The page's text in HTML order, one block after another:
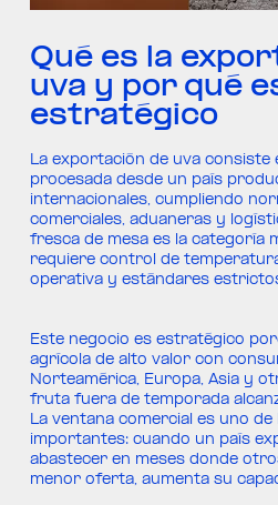
Qué es la
uva y por qué
estratégico
La exportación de uva consiste
procesada desde un país
internacionales, cumpliendo
comerciales, aduaneras y
fresca de mesa es la categoría
requiere control de
operativa y estándares
Este negocio es estratégico
agrícola de alto valor con
Norteamérica, Europa, Asia y
fruta fuera de temporada
La ventana comercial es uno
importantes: cuando un país
abastecer en meses donde
menor oferta, aumenta su